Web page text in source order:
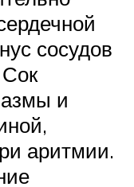
сосудов
и
аритмии.